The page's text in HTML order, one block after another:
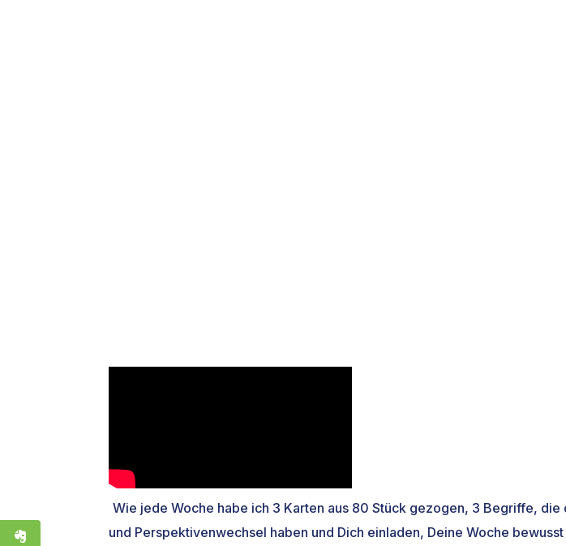
Wie jede Woche habe ich 3 Karten aus 80 Stück gezogen, 3 Begriffe, die
und Perspektivenwechsel haben und Dich einladen, Deine Woche